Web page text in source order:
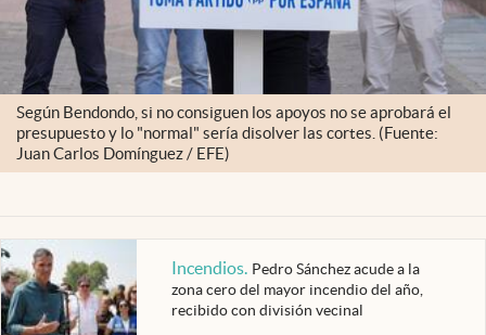
Según Bendondo, si no consiguen los apoyos no se aprobará el
presupuesto y lo "normal" sería disolver las cortes. (Fuente:
Juan Carlos Domínguez / EFE)
Incendios. Pedro Sánchez acude a la
zona cero del mayor incendio del año,
recibido con división vecinal